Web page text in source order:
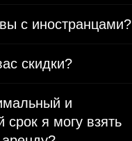
Гражданский паспорт
удостоверение
гражданам
Паспорт
с иностранцами?
скидки?
и
я могу взять